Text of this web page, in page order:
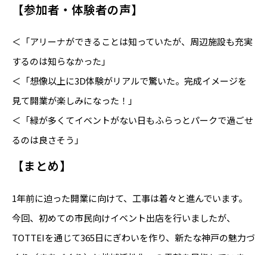
【参加者・体験者の声】
＜「アリーナができることは知っていたが、周辺施設も充実
するのは知らなかった」
＜「想像以上に3D体験がリアルで驚いた。完成イメージを
見て開業が楽しみになった！」
＜「緑が多くてイベントがない日もふらっとパークで過ごせ
るのは良さそう」
【まとめ】
1年前に迫った開業に向けて、工事は着々と進んでいます。
今回、初めての市民向けイベント出店を行いましたが、
TOTTEIを通じて365日にぎわいを作り、新たな神戸の魅力づ